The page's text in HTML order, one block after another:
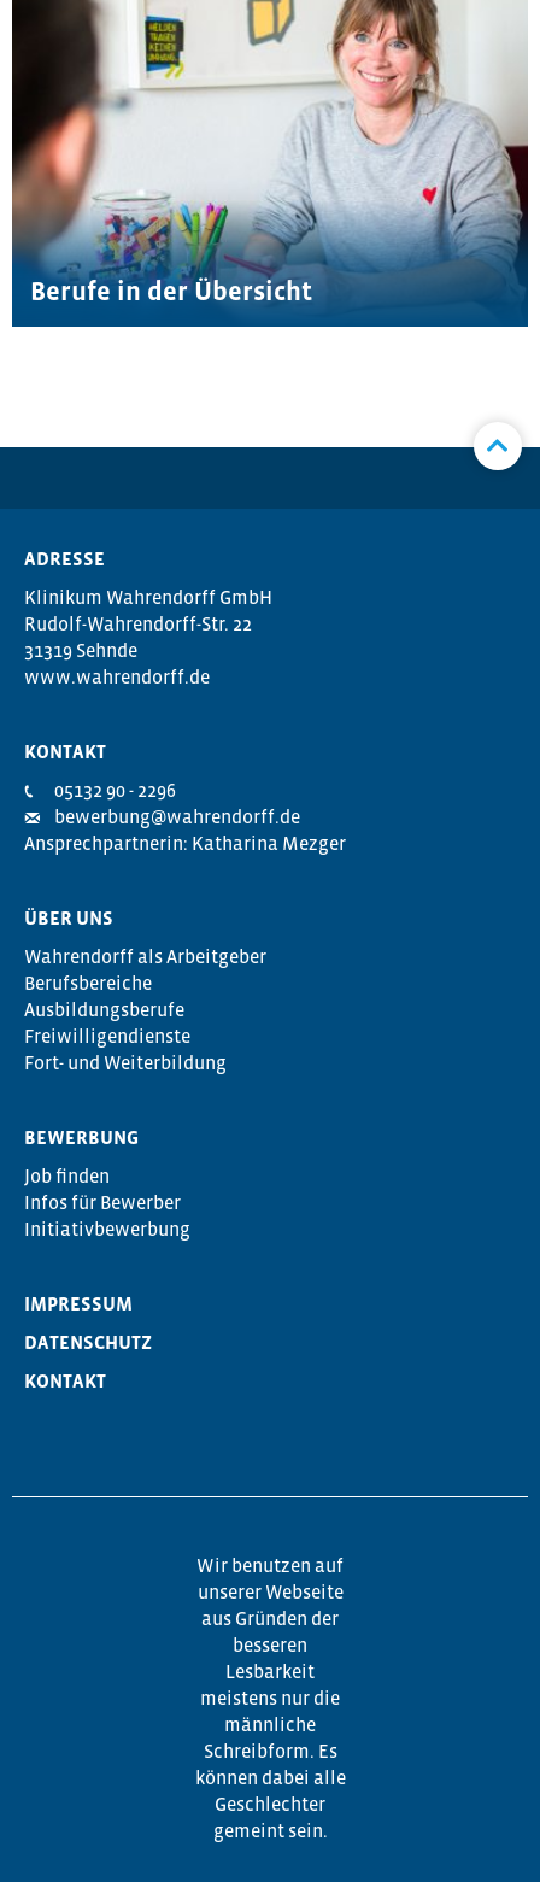
Berufe in der Übersicht
ADRESSE
Klinikum Wahrendorff GmbH
Rudolf-Wahrendorff-Str. 22
31319 Sehnde
www.wahrendorff.de
KONTAKT
05132 90 - 2296
bewerbung@wahrendorff.de
Ansprechpartnerin: Katharina Mezger
ÜBER UNS
Wahrendorff als Arbeitgeber
Berufsbereiche
Ausbildungsberufe
Freiwilligendienste
Fort- und Weiterbildung
BEWERBUNG
Job finden
Infos für Bewerber
Initiativbewerbung
IMPRESSUM
DATENSCHUTZ
KONTAKT
Wir benutzen auf
unserer Webseite
aus Gründen der
besseren
Lesbarkeit
meistens nur die
männliche
Schreibform. Es
können dabei alle
Geschlechter
gemeint sein.